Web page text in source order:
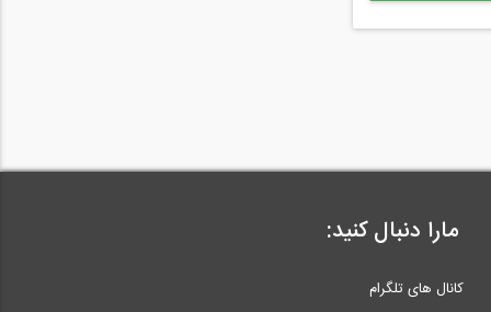
مارا دنبال کنید:
کانال های تلگرام